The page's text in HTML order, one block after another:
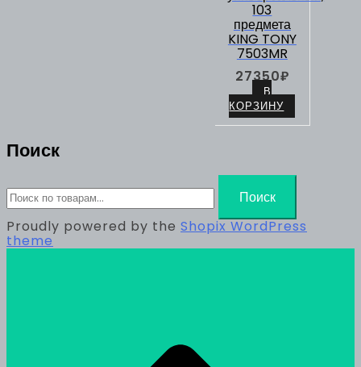
103
предмета
KING TONY
7503MR
27350₽
В
КОРЗИНУ
Поиск
Поиск
Proudly powered by the Shopix WordPress
theme